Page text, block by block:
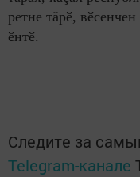
ретне тăрӗ,
ӗнтӗ.
Следите за
Telegram-канале